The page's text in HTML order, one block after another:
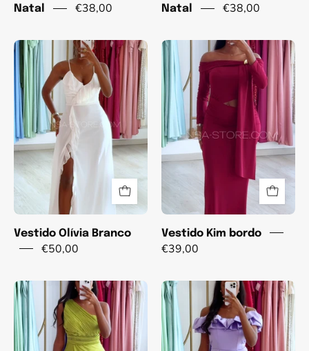
Natal
€38,00
Natal
€38,00
Vestido
Olívia
Branco
Vestido Olívia Branco
€50,00
Vestido
Kim
bordo
Vestido Kim bordo
€39,00
Vestido
Lídia
Verde
lima
Vestido
Irene
Lilás